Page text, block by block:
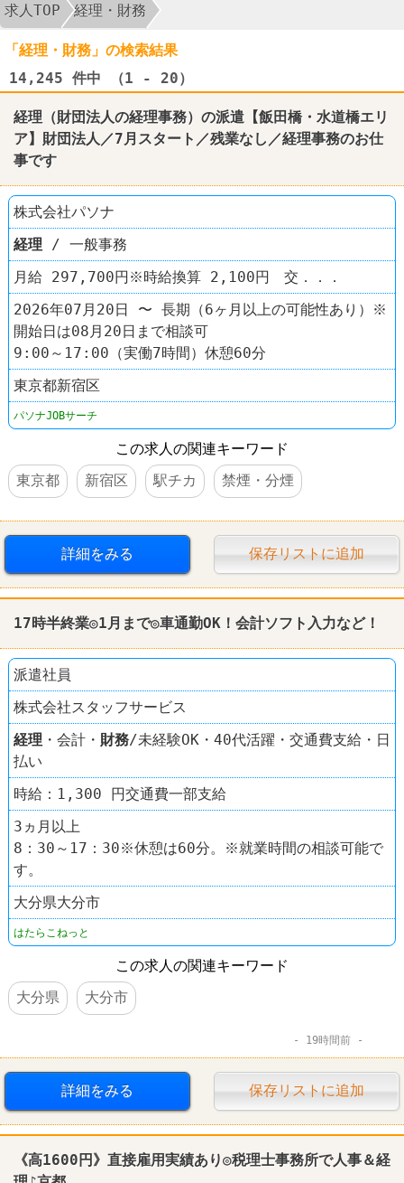
求人TOP 経理・財務
「経理・財務」の検索結果
14,245 件中 （1 - 20）
経理 （財団法人の経理事務）の派遣【飯田橋・水道橋エリ
ア】財団法人／7月スタート／残業なし／経理事務のお仕
事です
株式会社パソナ
経理 / 一般事務
月給 297,700円※時給換算 2,100円 交．．．
2026年07月20日 〜 長期（6ヶ月以上の可能性あり）※
開始日は08月20日まで相談可
9:00～17:00（実働7時間）休憩60分
東京都新宿区
パソナJOBサーチ
この求人の関連キーワード
東京都
新宿区 駅チカ 禁煙・分煙
詳細をみる 保存リストに追加
17時半終業◎1月まで◎車通勤OK！会計ソフト入力など！
派遣社員
株式会社スタッフサービス
経理 ・会計・ 財務/未経験OK・40代活躍・交通費支給・日
払い
時給：1,300 円交通費一部支給
3ヵ月以上
8：30～17：30※休憩は60分。※就業時間の相談可能で
す。
大分県大分市
はたらこねっと
この求人の関連キーワード
大分県
大分市
19時間前
詳細をみる 保存リストに追加
《高1600円》直接雇用実績あり◎税理士事務所で人事＆経